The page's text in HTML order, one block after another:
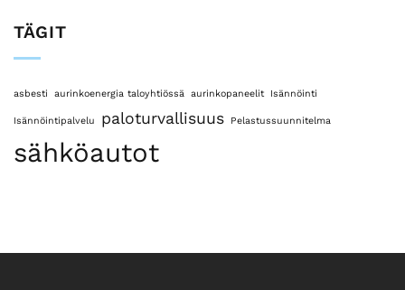
osakkeenomistajalle
TÄGIT
asbesti aurinkoenergia taloyhtiössä aurinkopaneelit Isännöinti
Isännöintipalvelu paloturvallisuus Pelastussuunnitelma
sähköautot